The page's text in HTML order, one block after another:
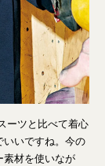
ーツと比べて着心
いいですね。今の
素材を使いなが